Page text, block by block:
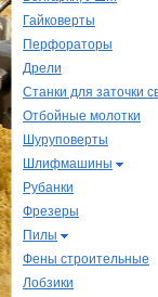
Гайковерты
Перфораторы
Дрели
Станки для заточки
Отбойные молотки
Шуруповерты
Шлифмашины
Рубанки
Фрезеры
Пилы
Фены строительные
Лобзики